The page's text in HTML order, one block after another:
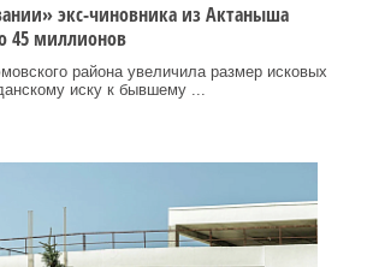
экс-чиновника из Актаныша
45 миллионов
района увеличила размер исковых
иску к бывшему ...